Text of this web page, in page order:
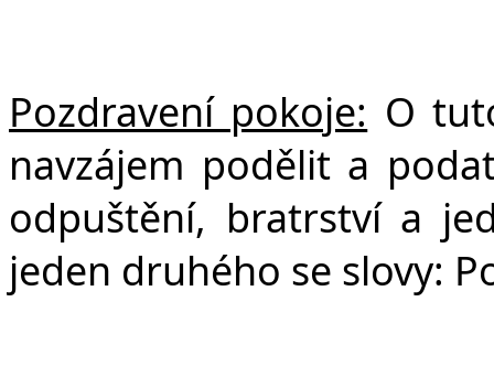
Pozdravení pokoje: O
navzájem podělit a
odpuštění, bratrství a
jeden druhého se slovy: